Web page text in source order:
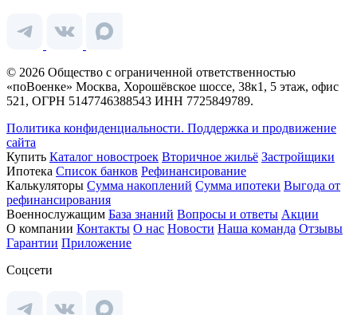
© 2026 Общество с ограниченной ответственностью
«поВоенке» Москва, Хорошёвское шоссе, 38к1, 5 этаж, офис
521, ОГРН 5147746388543 ИНН 7725849789.
Политика конфиденциальности. Поддержка и продвижение
сайта
Купить Каталог новостроек Вторичное жильё Застройщики
Ипотека Список банков Рефинансирование
Калькуляторы Сумма накоплений Сумма ипотеки Выгода от
рефинансирования
Военнослужащим База знаний Вопросы и ответы Акции
О компании Контакты О нас Новости Наша команда Отзывы
Гарантии Приложение
Соцсети